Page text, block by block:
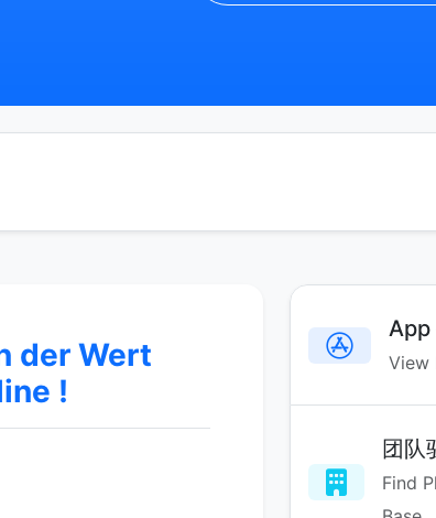
der Wert
!
App
View
团队
Find